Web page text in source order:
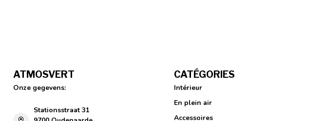
ATMOSVERT
Onze gegevens:
Stationsstraat 31
CATÉGORIES
Intérieur
En plein air
Accessoires